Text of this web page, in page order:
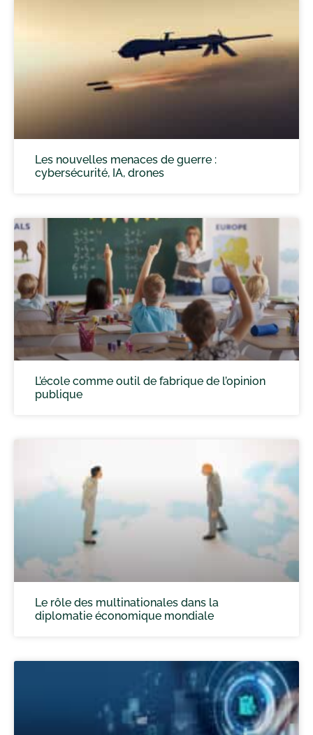
Les nouvelles menaces de guerre :
cybersécurité, IA, drones
L’école comme outil de fabrique de l’opinion
publique
Le rôle des multinationales dans la
diplomatie économique mondiale